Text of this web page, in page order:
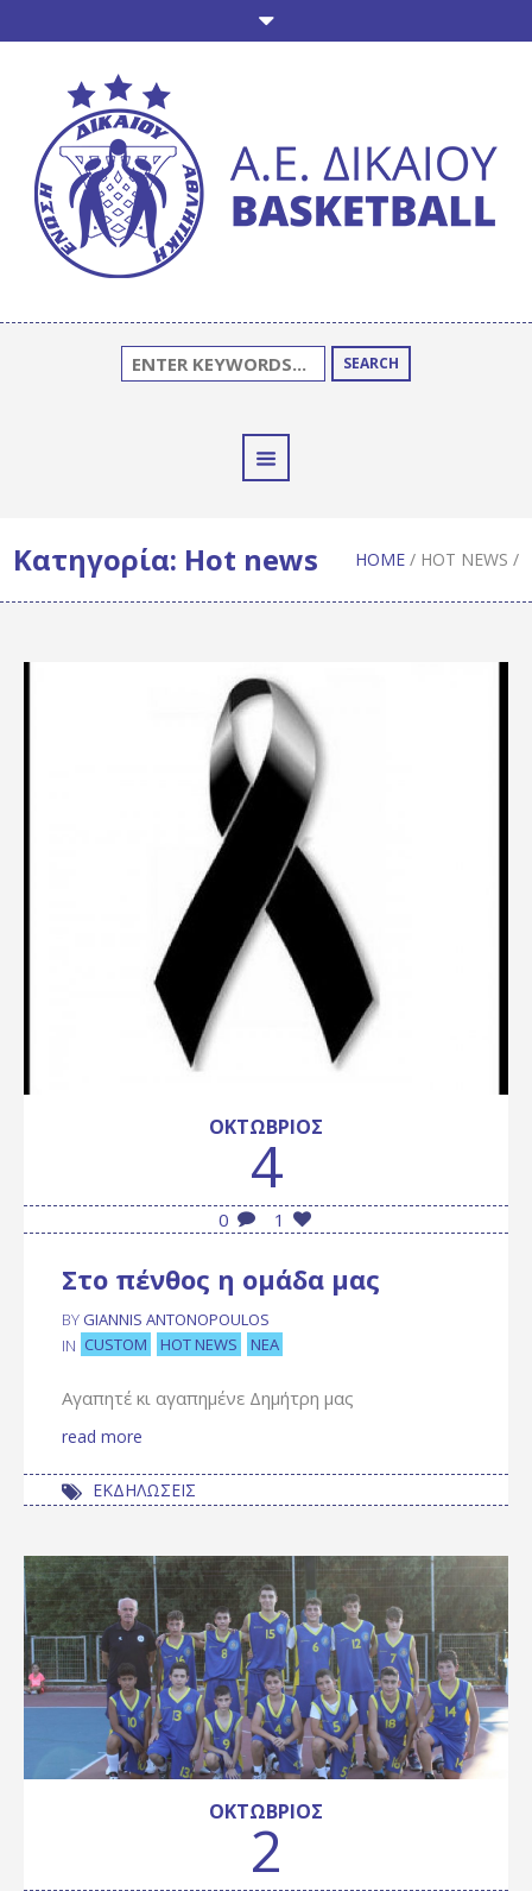
SEARCH
Κατηγορία: Hot news HOME / HOT NEWS /
ΟΚΤΏΒΡΙΟΣ
4
0 1
Στο πένθος η ομάδα μας
BY GIANNIS ANTONOPOULOS
IN CUSTOM HOT NEWS ΝΈΑ
Αγαπητέ κι αγαπημένε Δημήτρη μας
read more
ΕΚΔΗΛΩΣΕΙΣ
ΟΚΤΏΒΡΙΟΣ
2